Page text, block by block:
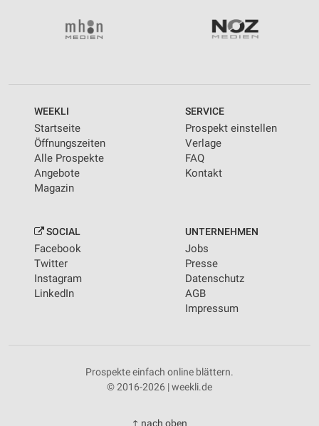
WEEKLI
Startseite
Öffnungszeiten
Alle Prospekte
Angebote
Magazin
SERVICE
Prospekt einstellen
Verlage
FAQ
Kontakt
SOCIAL
Facebook
Twitter
Instagram
LinkedIn
UNTERNEHMEN
Jobs
Presse
Datenschutz
AGB
Impressum
Prospekte einfach online blättern.
© 2016-2026 | weekli.de
↑ nach oben